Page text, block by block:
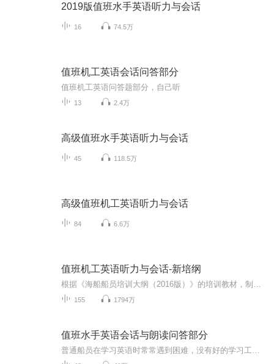
2019版值班水手英语听力与会话
16 74.5万
值班机工英语会话问答部分
值班机工英语问答题部分，自己听
13 2.4万
高级值班水手英语听力与会话
45 118.5万
高级值班机工英语听力与会话
84 6.6万
值班机工英语听力与会话-新培纲
155 1794万
值班水手英语会话与朗读问答部分